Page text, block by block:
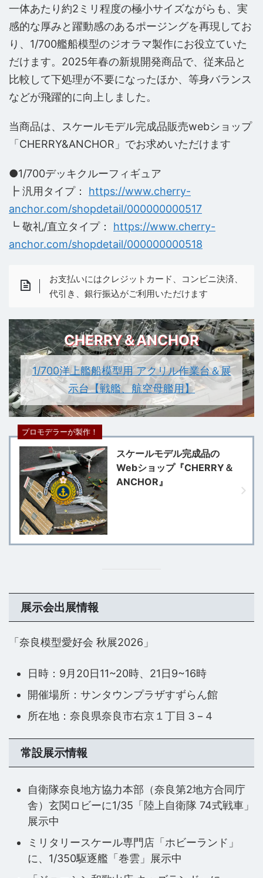
一体あたり約2ミリ程度の極小サイズながらも、実
感的な厚みと躍動感のあるポージングを再現してお
り、1/700艦船模型のジオラマ製作にお役立ていた
だけます。2025年春の新規開発商品で、従来品と
比較して下処理が不要になったほか、等身バランス
などが飛躍的に向上しました。
当商品は、スケールモデル完成品販売webショップ
「CHERRY&ANCHOR」でお求めいただけます
●1/700デッキクルーフィギュア
┣ 汎用タイプ： https://www.cherry-
anchor.com/shopdetail/000000000517
┗ 敬礼/直立タイプ： https://www.cherry-
anchor.com/shopdetail/000000000518
お支払いにはクレジットカード、コンビニ決済、
代引き、銀行振込がご利用いただけます
CHERRY＆ANCHOR
1/700洋上艦船模型用 アクリル作業台＆展
示台【戦艦、航空母艦用】
スケールモデル完成品の
Webショップ『CHERRY＆
ANCHOR』
プロモデラーが製作！
展示会出展情報
「奈良模型愛好会 秋展2026」
日時：9月20日11~20時、21日9~16時
開催場所：サンタウンプラザすずらん館
所在地：奈良県奈良市右京１丁目３−４
常設展示情報
自衛隊奈良地方協力本部（奈良第2地方合同庁
舎）玄関ロビーに1/35「陸上自衛隊 74式戦車」
展示中
ミリタリースケール専門店「ホビーランド」
に、1/350駆逐艦「巻雲」展示中